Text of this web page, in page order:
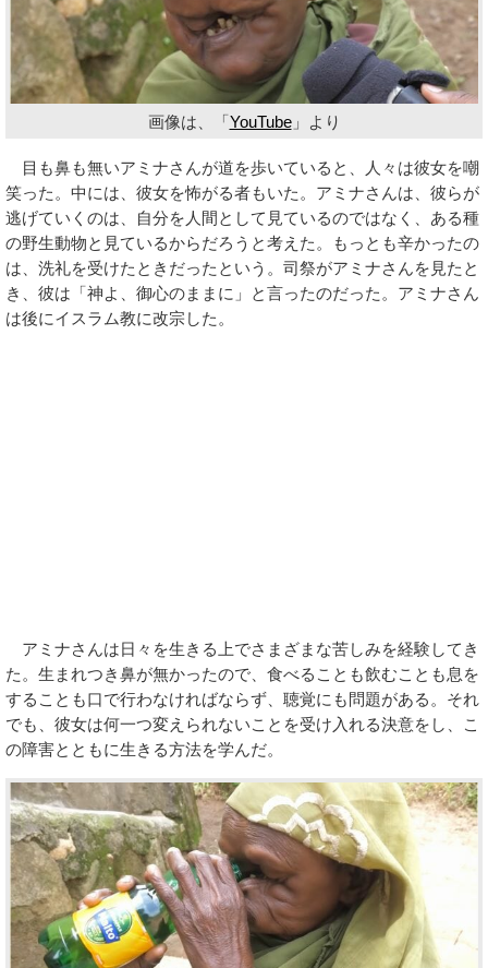
画像は、「YouTube」より
目も鼻も無いアミナさんが道を歩いていると、人々は彼女を嘲
笑った。中には、彼女を怖がる者もいた。アミナさんは、彼らが
逃げていくのは、自分を人間として見ているのではなく、ある種
の野生動物と見ているからだろうと考えた。もっとも辛かったの
は、洗礼を受けたときだったという。司祭がアミナさんを見たと
き、彼は「神よ、御心のままに」と言ったのだった。アミナさん
は後にイスラム教に改宗した。
アミナさんは日々を生きる上でさまざまな苦しみを経験してき
た。生まれつき鼻が無かったので、食べることも飲むことも息を
することも口で行わなければならず、聴覚にも問題がある。それ
でも、彼女は何一つ変えられないことを受け入れる決意をし、こ
の障害とともに生きる方法を学んだ。